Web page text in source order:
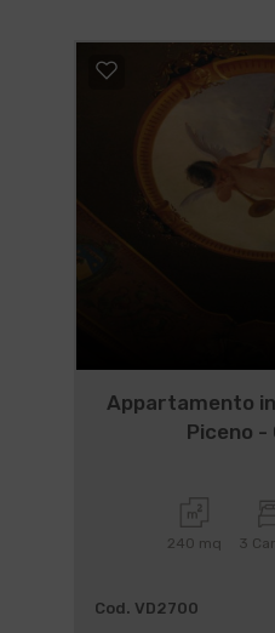
Appartamento
Piceno -
240 mq 3
Cod. VD2700